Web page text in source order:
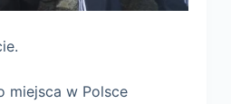
miejsca w Polsce